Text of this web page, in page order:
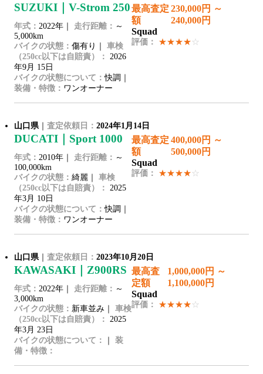
SUZUKI｜V-Strom 250
年式： 2022年｜ 走行距離： ～
5,000km
バイクの状態： 傷有り｜ 車検
（250cc以下は自賠責）：
2026
年9月 15日
バイクの状態について：快調｜
装備・特徴： ワンオーナー
最高査定
額
230,000円 ～
240,000円
Squad
評価： ★★★★ ☆
山口県 ｜ 査定依頼日： 2024年1月14日
DUCATI｜Sport 1000
年式： 2010年｜ 走行距離： ～
100,000km
バイクの状態： 綺麗｜ 車検
（250cc以下は自賠責）：
2025
年3月 10日
バイクの状態について：快調｜
装備・特徴： ワンオーナー
最高査定
額
400,000円 ～
500,000円
Squad
評価： ★★★★ ☆
山口県 ｜ 査定依頼日： 2023年10月20日
KAWASAKI｜Z900RS
年式： 2022年｜ 走行距離： ～
3,000km
バイクの状態： 新車並み｜ 車検
（250cc以下は自賠責）：
2025
年3月 23日
バイクの状態について：
｜ 装
備・特徴：
最高査
定額
1,000,000円 ～
1,100,000円
Squad
評価： ★★★★ ☆